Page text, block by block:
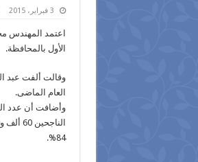
3 فبراير، 2015
​​اعتمد المهندس
الأول بالمحافظة.
العام الماضى.
84%.